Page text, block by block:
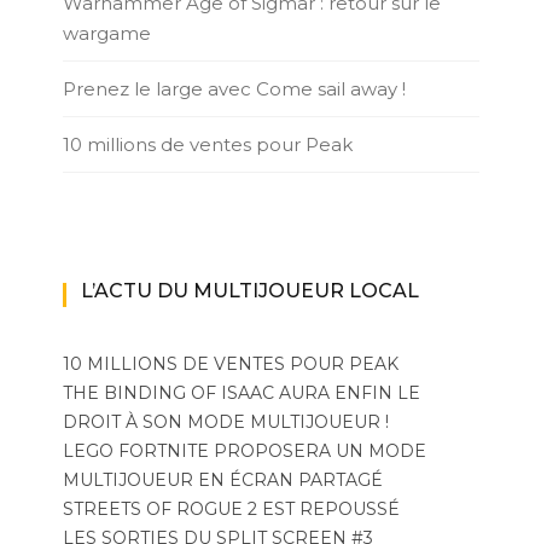
wargame
Prenez le large avec Come sail away !
10 millions de ventes pour Peak
L’ACTU DU MULTIJOUEUR LOCAL
10 MILLIONS DE VENTES POUR PEAK
THE BINDING OF ISAAC AURA ENFIN LE
DROIT À SON MODE MULTIJOUEUR !
LEGO FORTNITE PROPOSERA UN MODE
MULTIJOUEUR EN ÉCRAN PARTAGÉ
STREETS OF ROGUE 2 EST REPOUSSÉ
LES SORTIES DU SPLIT SCREEN #3